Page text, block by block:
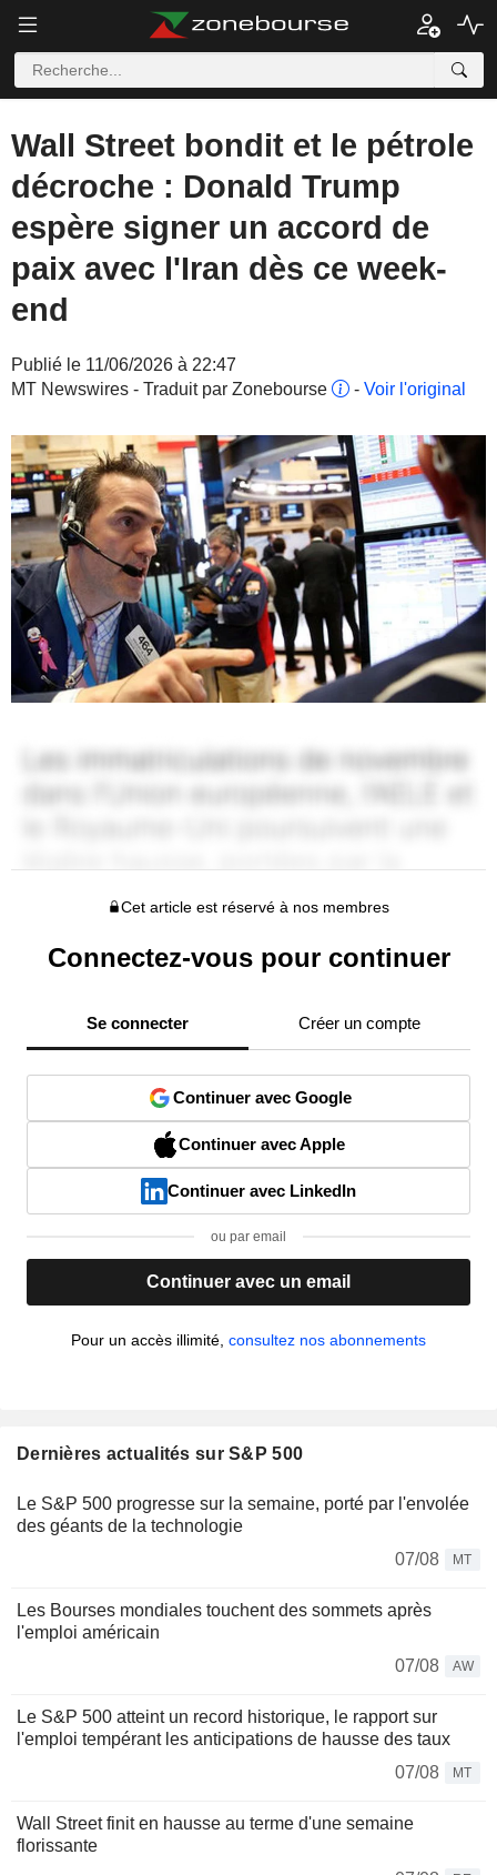
Wall Street bondit et le pétrole
décroche : Donald Trump
espère signer un accord de
paix avec l'Iran dès ce week-
end
Publié le 11/06/2026 à 22:47
MT Newswires - Traduit par Zonebourse
- Voir l'original
Cet article est réservé à nos membres
Connectez-vous pour continuer
Se connecter Créer un compte
Continuer avec Google
Continuer avec Apple
Continuer avec LinkedIn
ou par email
Continuer avec un email
Pour un accès illimité, consultez nos abonnements
Dernières actualités sur S&P 500
Le S&P 500 progresse sur la semaine, porté par l'envolée
des géants de la technologie
07/08
MT
Les Bourses mondiales touchent des sommets après
l'emploi américain
07/08
AW
Le S&P 500 atteint un record historique, le rapport sur
l'emploi tempérant les anticipations de hausse des taux
07/08
MT
Wall Street finit en hausse au terme d'une semaine
florissante